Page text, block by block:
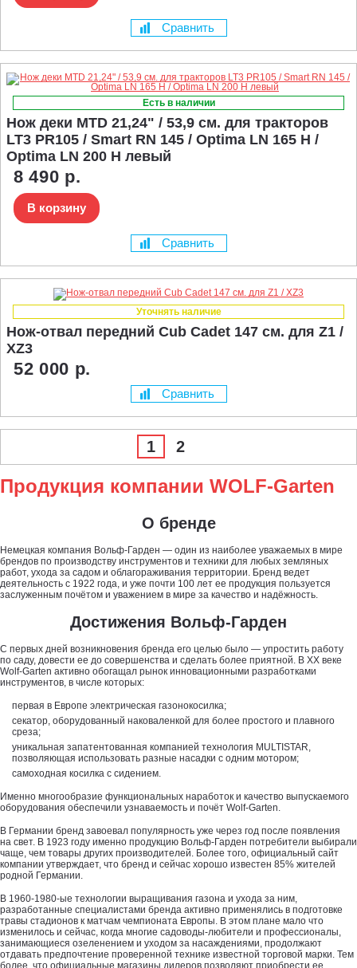
Сравнить
Есть в наличии
Нож деки MTD 21,24" / 53,9 см. для тракторов
LT3 PR105 / Smart RN 145 / Optima LN 165 H /
Optima LN 200 H левый
8 490 р.
В корзину
Сравнить
Уточнять наличие
Нож-отвал передний Cub Cadet 147 см. для Z1 /
XZ3
52 000 р.
Сравнить
1 2
Продукция компании WOLF-Garten
О бренде
Немецкая компания Вольф-Гарден — один из наиболее уважаемых в мире
брендов по производству инструментов и техники для любых земляных
работ, ухода за садом и облагораживания территории. Бренд ведет
деятельность с 1922 года, и уже почти 100 лет ее продукция пользуется
заслуженным почётом и уважением в мире за качество и надёжность.
Достижения Вольф-Гарден
С первых дней возникновения бренда его целью было — упростить работу
по саду, довести ее до совершенства и сделать более приятной. В XX веке
Wolf-Garten активно обогащал рынок инновационными разработками
инструментов, в числе которых:
первая в Европе электрическая газонокосилка;
секатор, оборудованный наковаленкой для более простого и плавного
среза;
уникальная запатентованная компанией технология MULTISTAR,
позволяющая использовать разные насадки с одним мотором;
самоходная косилка с сидением.
Именно многообразие функциональных наработок и качество выпускаемого
оборудования обеспечили узнаваемость и почёт Wolf-Garten.
В Германии бренд завоевал популярность уже через год после появления
на свет. В 1923 году именно продукцию Вольф-Гарден потребители выбирали
чаще, чем товары других производителей. Более того, официальный сайт
компании утверждает, что бренд и сейчас хорошо известен 85% жителей
родной Германии.
В 1960-1980-ые технологии выращивания газона и ухода за ним,
разработанные специалистами бренда активно применялись в подготовке
травы стадионов к матчам чемпионата Европы. В этом плане мало что
изменилось и сейчас, когда многие садоводы-любители и профессионалы,
занимающиеся озеленением и уходом за насаждениями, продолжают
отдавать предпочтение проверенной технике известной торговой марки. Тем
более, что официальные магазины дилеров позволяют приобрести ее